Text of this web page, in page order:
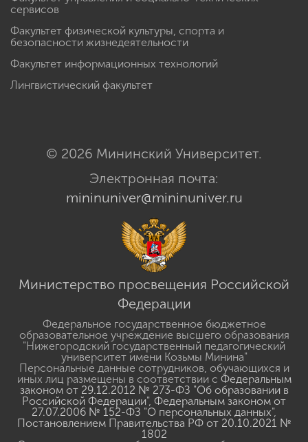
сервисов
Факультет физической культуры, спорта и
безопасности жизнедеятельности
Факультет информационных технологий
Лингвистический факультет
© 2026 Мининский Университет.
Электронная почта:
mininuniver@mininuniver.ru
Министерство просвещения Российской
Федерации
Федеральное государственное бюджетное
образовательное учреждение высшего образования
"Нижегородский государственный педагогический
университет имени Козьмы Минина"
Персональные данные сотрудников, обучающихся и
иных лиц размещены в соответствии с Федеральным
законом от 29.12.2012 № 273-ФЗ "Об образовании в
Российской Федерации", Федеральным законом от
27.07.2006 № 152-ФЗ "О персональных данных",
Постановлением Правительства РФ от 20.10.2021 №
1802